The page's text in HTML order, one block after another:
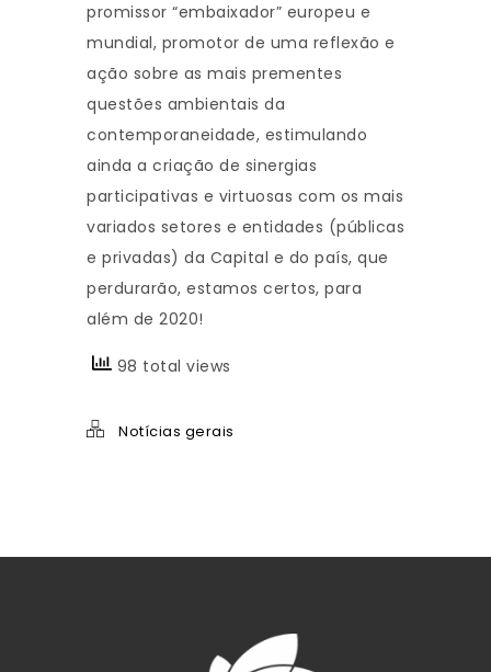
promissor “embaixador” europeu e
mundial, promotor de uma reflexão e
ação sobre as mais prementes
questões ambientais da
contemporaneidade, estimulando
ainda a criação de sinergias
participativas e virtuosas com os mais
variados setores e entidades (públicas
e privadas) da Capital e do país, que
perdurarão, estamos certos, para
além de 2020!
98 total views
Notícias gerais